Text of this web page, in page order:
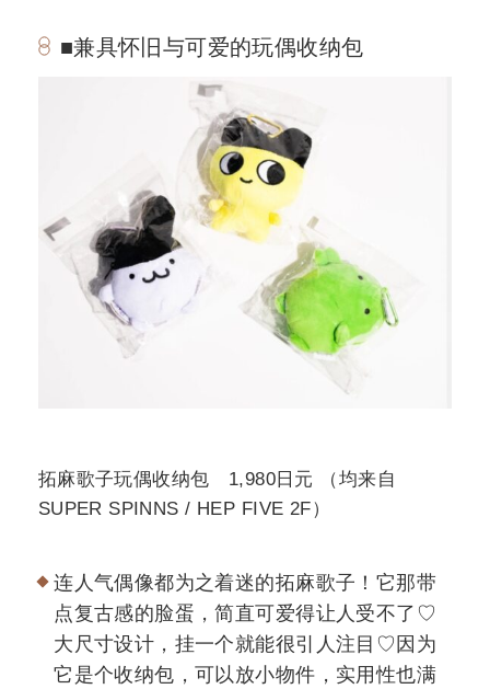
■兼具怀旧与可爱的玩偶收纳包
拓麻歌子玩偶收纳包 1,980日元 （均来自
SUPER SPINNS / HEP FIVE 2F）
连人气偶像都为之着迷的拓麻歌子！它那带
点复古感的脸蛋，简直可爱得让人受不了♡
大尺寸设计，挂一个就能很引人注目♡因为
它是个收纳包，可以放小物件，实用性也满